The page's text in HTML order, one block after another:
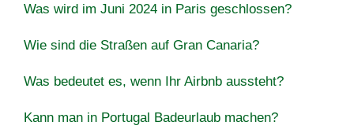
Was wird im Juni 2024 in Paris geschlossen?
Wie sind die Straßen auf Gran Canaria?
Was bedeutet es, wenn Ihr Airbnb aussteht?
Kann man in Portugal Badeurlaub machen?